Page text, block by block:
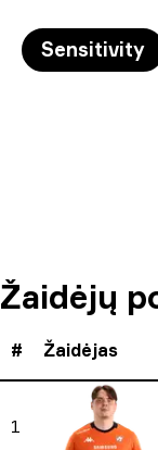
Sensitivity
Žaidėjų
# Žaidėjas
1